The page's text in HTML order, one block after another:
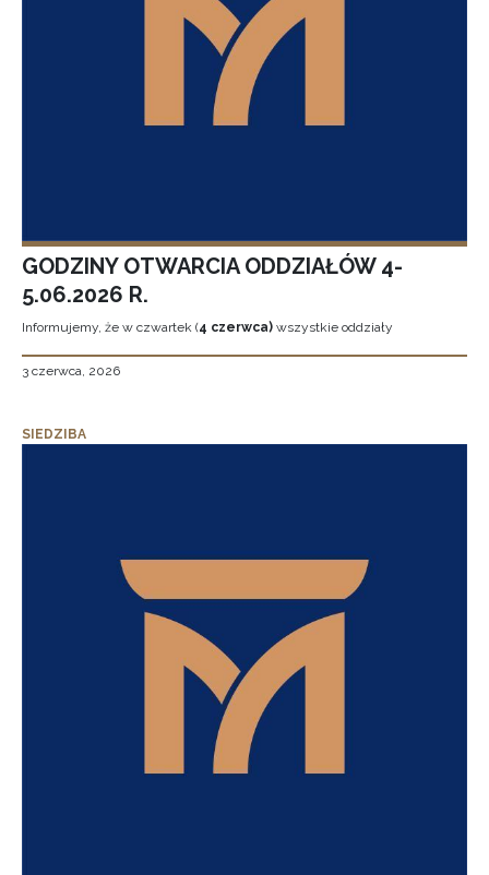
GODZINY OTWARCIA ODDZIAŁÓW 4-
5.06.2026 R.
Informujemy, że w czwartek (4 czerwca) wszystkie oddziały
3 czerwca, 2026
SIEDZIBA